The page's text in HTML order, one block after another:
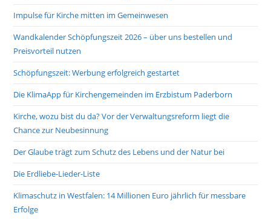
Impulse für Kirche mitten im Gemeinwesen
Wandkalender Schöpfungszeit 2026 – über uns bestellen und
Preisvorteil nutzen
Schöpfungszeit: Werbung erfolgreich gestartet
Die KlimaApp für Kirchengemeinden im Erzbistum Paderborn
Kirche, wozu bist du da? Vor der Verwaltungsreform liegt die
Chance zur Neubesinnung
Der Glaube trägt zum Schutz des Lebens und der Natur bei
Die Erdliebe-Lieder-Liste
Klimaschutz in Westfalen: 14 Millionen Euro jährlich für messbare
Erfolge